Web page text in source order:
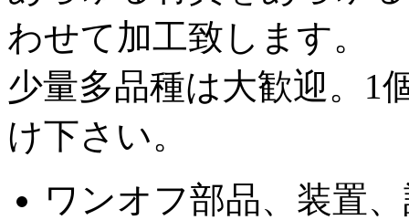
わせて加工致します。
少量多品種は大歓迎。1
け下さい。
ワンオフ部品、装置